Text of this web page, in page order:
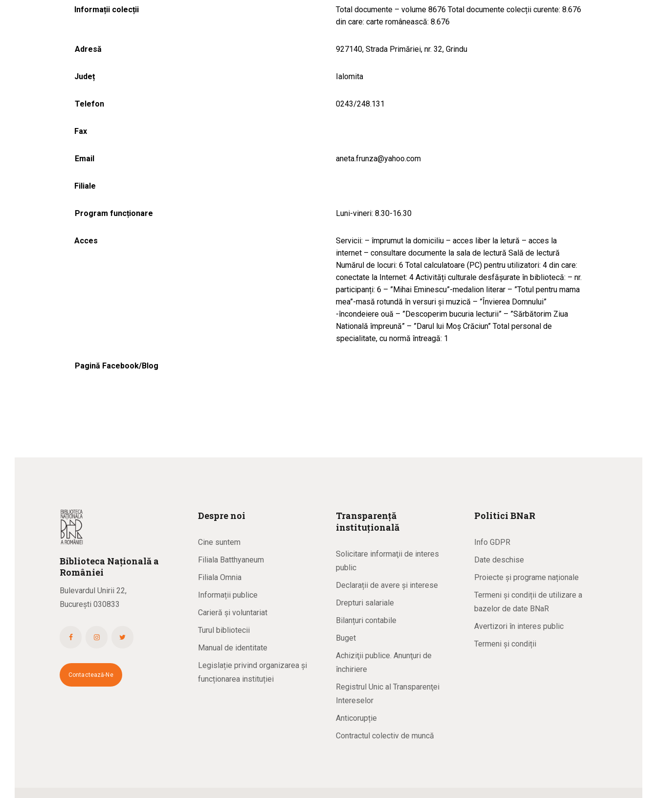
Informații colecții
Total documente – volume 8676 Total documente colecții curente: 8.676
din care: carte românească: 8.676
Adresă 927140, Strada Primăriei, nr. 32, Grindu
Județ Ialomita
Telefon 0243/248.131
Fax
Email aneta.frunza@yahoo.com
Filiale
Program funcționare Luni-vineri: 8.30-16.30
Acces
Servicii: – împrumut la domiciliu – acces liber la letură – acces la
internet – consultare documente la sala de lectură Sală de lectură
Numărul de locuri: 6 Total calculatoare (PC) pentru utilizatori: 4 din care:
conectate la Internet: 4 Activități culturale desfășurate în bibliotecă: – nr.
participanți: 6 – ”Mihai Eminescu”-medalion literar – ”Totul pentru mama
mea”-masă rotundă în versuri și muzică – ”Învierea Domnului”
-încondeiere ouă – ”Descoperim bucuria lecturii” – ”Sărbătorim Ziua
Natională împreună” – ”Darul lui Moș Crăciun” Total personal de
specialitate, cu normă întreagă: 1
Pagină Facebook/Blog
Biblioteca Națională a
României
Bulevardul Unirii 22,
București 030833
Contactează-Ne
Despre noi
Cine suntem
Filiala Batthyaneum
Filiala Omnia
Informații publice
Carieră și voluntariat
Turul bibliotecii
Manual de identitate
Legislație privind organizarea și
funcționarea instituției
Transparență
instituțională
Solicitare informaţii de interes
public
Declarații de avere și interese
Drepturi salariale
Bilanțuri contabile
Buget
Achiziţii publice. Anunţuri de
închiriere
Registrul Unic al Transparenţei
Intereselor
Anticorupție
Contractul colectiv de muncă
Politici BNaR
Info GDPR
Date deschise
Proiecte și programe naționale
Termeni și condiții de utilizare a
bazelor de date BNaR
Avertizori în interes public
Termeni și condiții